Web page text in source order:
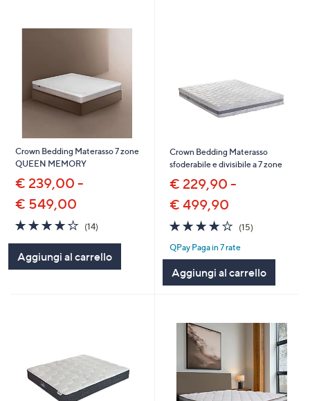
Crown Bedding Materasso 7 zone
QUEEN MEMORY
€ 239,00 -
€ 549,00
4.1
of
Stars
(14)
Aggiungi al carrello
Crown Bedding Materasso
sfoderabile e divisibile a 7 zone
€ 229,90 -
€ 499,90
3.9
of
5
Stars
(15)
QPay Paga in 7 rate
Aggiungi al carrello